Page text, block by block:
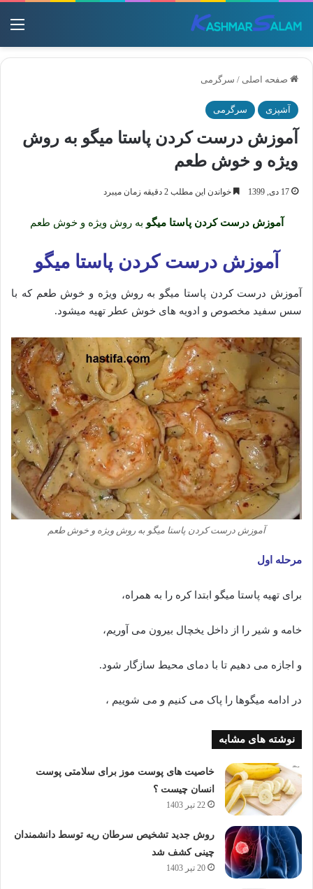
صفحه اصلی / سرگرمی
آشپزی سرگرمی
آموزش درست کردن پاستا میگو به روش
ویژه و خوش طعم
17 دی, 1399 خواندن این مطلب 2 دقیقه زمان میبرد
آموزش درست کردن پاستا میگو به روش ویژه و خوش طعم
آموزش درست کردن پاستا میگو
آموزش درست کردن پاستا میگو به روش ویژه و خوش طعم که با
سس سفید مخصوص و ادویه های خوش عطر تهیه میشود.
آموزش درست کردن پاستا میگو به روش ویژه و خوش طعم
مرحله اول
برای تهیه پاستا میگو ابتدا کره را به همراه،
خامه و شیر را از داخل یخچال بیرون می آوریم،
و اجازه می دهیم تا با دمای محیط سازگار شود.
در ادامه میگوها را پاک می کنیم و می شوییم ،
نوشته های مشابه
خاصیت های پوست موز برای سلامتی پوست
انسان چیست ؟
22 تیر 1403
روش جدید تشخیص سرطان ریه توسط دانشمندان
چینی کشف شد
20 تیر 1403